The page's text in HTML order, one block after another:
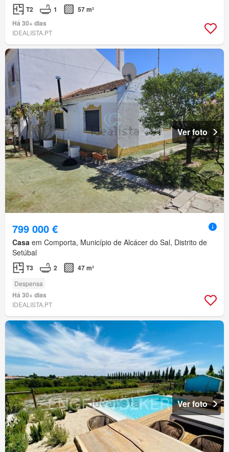
T2 1
57 m²
Há 30+ dias
IDEALISTA.PT
Ver foto
799 000 €
Casa em Comporta, Município de Alcácer do Sal, Distrito de
Setúbal
T3 2 47 m²
Despensa
Há 30+ dias
IDEALISTA.PT
Ver foto